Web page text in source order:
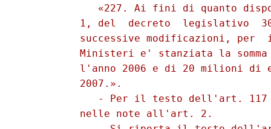
«227. Ai fini di quanto
1, del  decreto  legislativo
successive modificazioni, per
Ministeri e' stanziata la
l'anno 2006 e di 20 milioni di
          2007.».
- Per il testo dell'art.
          nelle note all'art. 2.